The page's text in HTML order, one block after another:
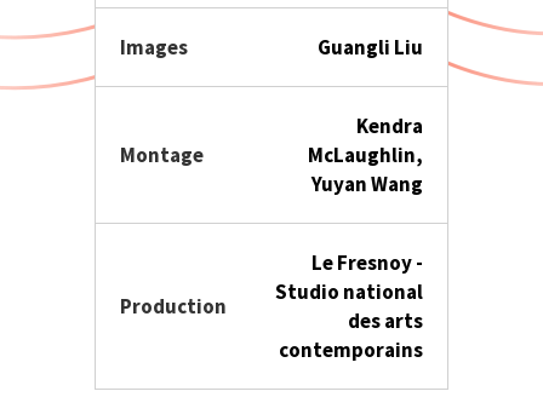
Images Guangli Liu
Montage
Kendra
McLaughlin,
Yuyan Wang
Production
Le Fresnoy -
Studio national
des arts
contemporains